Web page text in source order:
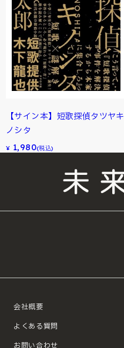
【サイン本】短歌探偵タツヤキ
ノシタ
¥ 1,980(税込)
会社概要
よくある質問
お問い合わせ